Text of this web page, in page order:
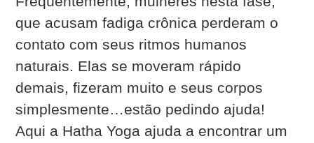
que acusam fadiga crônica perderam o
contato com seus ritmos humanos
naturais. Elas se moveram rápido
demais, fizeram muito e seus corpos
simplesmente…estão pedindo ajuda!
Aqui a Hatha Yoga ajuda a encontrar um